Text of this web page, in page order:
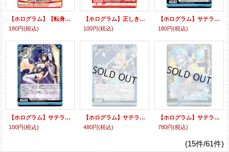
【ホログラム】【転身再臨】キャノンシェル
180円(税込)
【ホログラム】正しき無限誓装 都城出雲
100円(税込)
【ホログラム】サテライト7da カロス
180円(税込)
【ホログラム】サテライト7c5 ヒュルコス
100円(税込)
【ホログラム】サテライト7c6 ハプル
480円(税込)
【ホログラム】サテライト7d3 ファルコン
780円(税込)
(15件/61件)